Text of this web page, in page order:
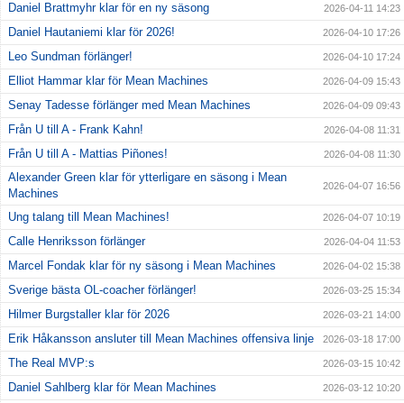
Daniel Brattmyhr klar för en ny säsong 2026-04-11 14:23
Daniel Hautaniemi klar för 2026! 2026-04-10 17:26
Leo Sundman förlänger! 2026-04-10 17:24
Elliot Hammar klar för Mean Machines 2026-04-09 15:43
Senay Tadesse förlänger med Mean Machines 2026-04-09 09:43
Från U till A - Frank Kahn! 2026-04-08 11:31
Från U till A - Mattias Piñones! 2026-04-08 11:30
Alexander Green klar för ytterligare en säsong i Mean
Machines
2026-04-07 16:56
Ung talang till Mean Machines! 2026-04-07 10:19
Calle Henriksson förlänger 2026-04-04 11:53
Marcel Fondak klar för ny säsong i Mean Machines 2026-04-02 15:38
Sverige bästa OL-coacher förlänger! 2026-03-25 15:34
Hilmer Burgstaller klar för 2026 2026-03-21 14:00
Erik Håkansson ansluter till Mean Machines offensiva linje 2026-03-18 17:00
The Real MVP:s 2026-03-15 10:42
Daniel Sahlberg klar för Mean Machines 2026-03-12 10:20